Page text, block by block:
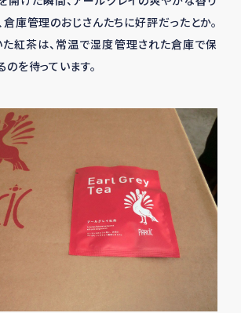
倉庫管理のおじさんたちに好評だったとか。
紅茶は、常温で湿度管理された倉庫で保
を待っています。